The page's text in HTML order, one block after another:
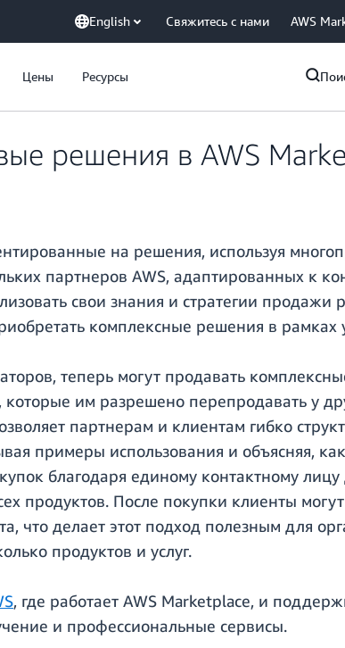
English Свяжитесь с нами AWS
Цены Ресурсы
решения в AWS
на решения, используя
партнеров AWS, адаптированных к
свои знания и стратегии продажи
комплексные решения в рамках
теперь могут продавать
им разрешено перепродавать у
партнерам и клиентам гибко
примеры использования и объясняя,
благодаря единому контактному
продуктов. После покупки клиенты могут
что делает этот подход полезным для
продуктов и услуг.
, где работает AWS Marketplace, и
и профессиональные сервисы.